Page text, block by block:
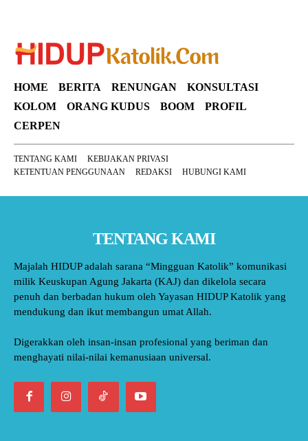
HOME BERITA RENUNGAN
KONSULTASI
KOLOM
ORANG KUDUS BOOM
PROFIL
CERPEN
TENTANG KAMI
KEBIJAKAN PRIVASI
KETENTUAN PENGGUNAAN
REDAKSI HUBUNGI KAMI
TENTANG KAMI
Majalah HIDUP adalah sarana “Mingguan Katolik” komunikasi
milik Keuskupan Agung Jakarta (KAJ) dan dikelola secara
penuh dan berbadan hukum oleh Yayasan HIDUP Katolik yang
mendukung dan ikut membangun umat Allah.
Digerakkan oleh insan-insan profesional yang beriman dan
menghayati nilai-nilai kemanusiaan universal.